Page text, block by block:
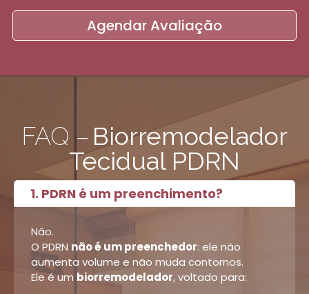
Agendar Avaliação
FAQ – Biorremodelador
Tecidual PDRN
1. PDRN é um preenchimento?
Não.
O PDRN não é um preenchedor: ele não
aumenta volume e não muda contornos.
Ele é um biorremodelador, voltado para: